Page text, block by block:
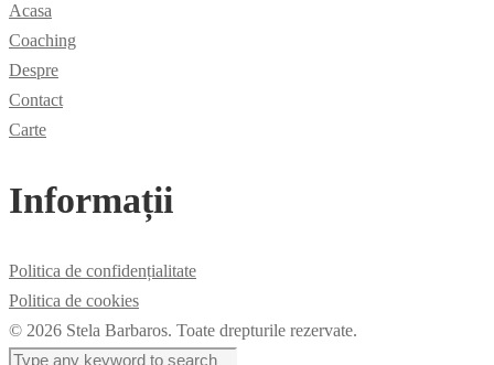
Acasa
Coaching
Despre
Contact
Carte
Informații
Politica de confidențialitate
Politica de cookies
© 2026 Stela Barbaros. Toate drepturile rezervate.